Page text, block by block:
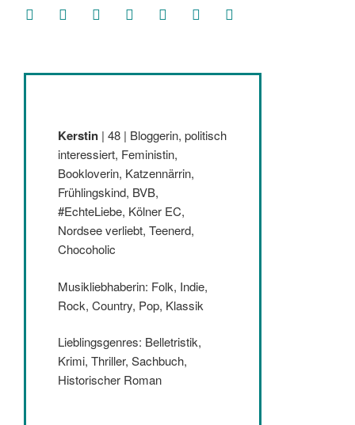
facebooksoundcloud
twitter mastodoninstagramthreads goodreads
Kerstin | 48 | Bloggerin, politisch
interessiert, Feministin,
Bookloverin, Katzennärrin,
Frühlingskind, BVB,
#EchteLiebe, Kölner EC,
Nordsee verliebt, Teenerd,
Chocoholic
Musikliebhaberin: Folk, Indie,
Rock, Country, Pop, Klassik
Lieblingsgenres: Belletristik,
Krimi, Thriller, Sachbuch,
Historischer Roman